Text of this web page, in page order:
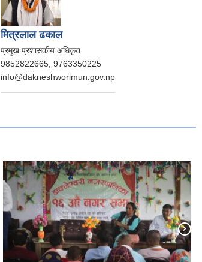
मित्रलाल ढकाल
प्रमुख प्रशासकीय अधिकृत
9852822665, 9763350225
info@dakneshworimun.gov.np